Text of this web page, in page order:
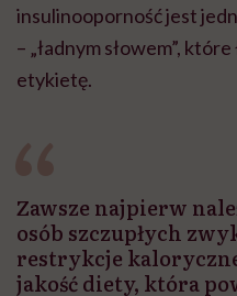
insulinooporność jest
– „ładnym słowem”,
etykietę.
Zawsze najpierw
osób szczupłych
restrykcje
jakość diety, która